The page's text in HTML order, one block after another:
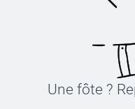
Une fôte ?